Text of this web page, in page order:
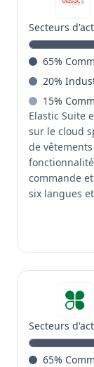
Secteurs
65%
20%
15%
Elastic Suite
sur le cloud
de
commande
six langues
Secteurs
65%